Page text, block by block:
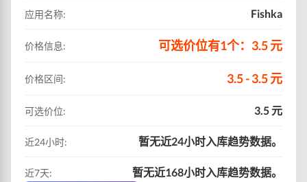
应用名称: Fishka
价格信息: 可选价位有1个：3.5 元
价格区间: 3.5 - 3.5 元
可选价位: 3.5 元
近24小时: 暂无近24小时入库趋势数据。
近7天:
暂无近168小时入库趋势数据。